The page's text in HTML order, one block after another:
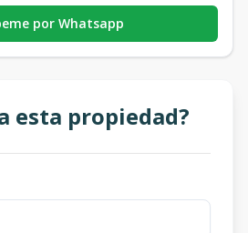
por Whatsapp
esta propiedad?